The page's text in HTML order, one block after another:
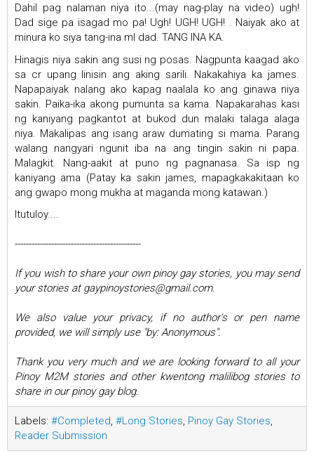
Dahil pag nalaman niya ito...(may nag-play na video) ugh!
Dad sige pa isagad mo pa! Ugh! UGH! UGH! . Naiyak ako at
minura ko siya tang-ina ml dad. TANG INA KA.
Hinagis niya sakin ang susi ng posas. Nagpunta kaagad ako
sa cr upang linisin ang aking sarili. Nakakahiya ka james.
Napapaiyak nalang ako kapag naalala ko ang ginawa niya
sakin. Paika-ika akong pumunta sa kama. Napakarahas kasi
ng kaniyang pagkantot at bukod dun malaki talaga alaga
niya. Makalipas ang isang araw dumating si mama. Parang
walang nangyari ngunit iba na ang tingin sakin ni papa.
Malagkit. Nang-aakit at puno ng pagnanasa. Sa isp ng
kaniyang ama (Patay ka sakin james, mapagkakakitaan ko
ang gwapo mong mukha at maganda mong katawan.)
Itutuloy....
---------------------------------------------
If you wish to share your own pinoy gay stories, you may send
your stories at gaypinoystories@gmail.com.
We also value your privacy, if no author's or pen name
provided, we will simply use "by: Anonymous".
Thank you very much and we are looking forward to all your
Pinoy M2M stories and other kwentong malilibog stories to
share in our pinoy gay blog.
Labels: #Completed, #Long Stories, Pinoy Gay Stories,
Reader Submission